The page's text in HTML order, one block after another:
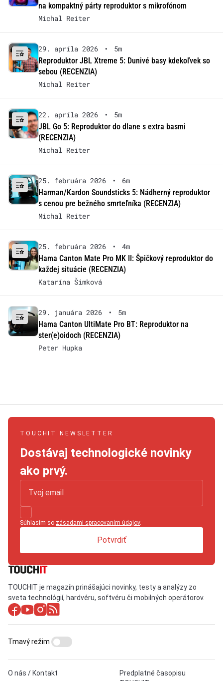
na kompaktný párty reproduktor s mikrofónom
Michal Reiter
29. apríla 2026 •
5m
Reproduktor JBL Xtreme 5: Dunivé basy kdekoľvek so
sebou (RECENZIA)
Michal Reiter
22. apríla 2026 •
5m
JBL Go 5: Reproduktor do dlane s extra basmi
(RECENZIA)
Michal Reiter
25. februára 2026 •
6m
Harman/Kardon Soundsticks 5: Nádherný reproduktor
s cenou pre bežného smrteľníka (RECENZIA)
Michal Reiter
25. februára 2026 •
4m
Hama Canton Mate Pro MK II: Špičkový reproduktor do
každej situácie (RECENZIA)
Katarína Šimková
29. januára 2026 •
5m
Hama Canton UltiMate Pro BT: Reproduktor na
ster(e)oidoch (RECENZIA)
Peter Hupka
TOUCHIT NEWSLETTER
Dostávaj technologické novinky
ako prvý.
Súhlasím so zásadami spracovaním údajov.
Potvrdiť
TOUCHIT je magazín prinášajúci novinky, testy a analýzy zo
sveta technológií, hardvéru, softvéru či mobilných operátorov.
O nás / Kontakt
Predplatné časopisu
Tmavý režim